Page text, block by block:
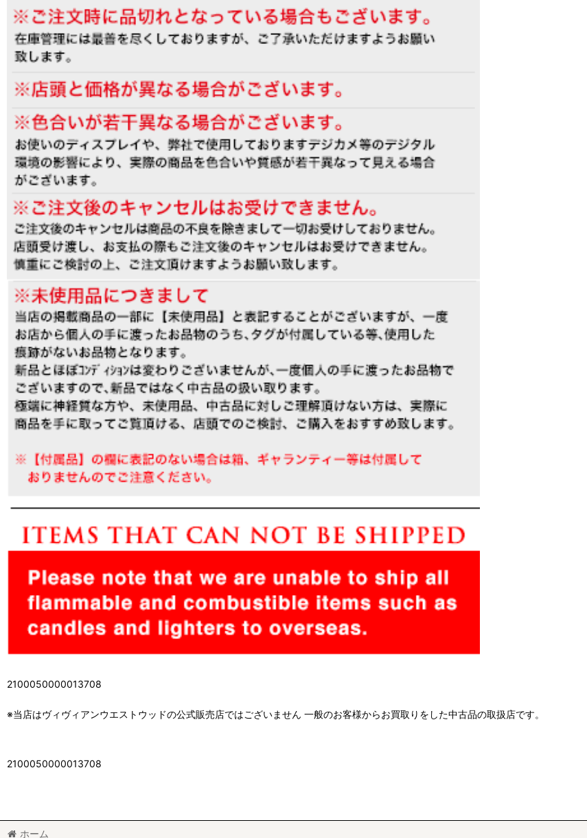
2100050000013708
※当店はヴィヴィアンウエストウッドの公式販売店ではございません 一般のお客様からお買取りをした中古品の取扱店です。
2100050000013708
ホーム